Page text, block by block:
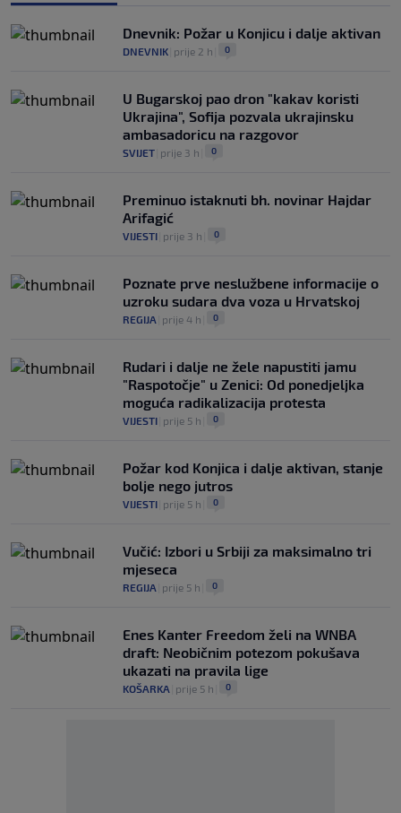
FIFA-e je vaš novac", danas se suočava s
najvećom krizom
| prije 5 h
Dnevnik: Požar u Konjicu i dalje aktivan
DNEVNIK prije 2 h 0
U Bugarskoj pao dron "kakav koristi
Ukrajina", Sofija pozvala ukrajinsku
ambasadoricu na razgovor
SVIJET prije 3 h 0
Preminuo istaknuti bh. novinar Hajdar
Arifagić
VIJESTI prije 3 h 0
Poznate prve neslužbene informacije o
uzroku sudara dva voza u Hrvatskoj
REGIJA prije 4 h 0
Rudari i dalje ne žele napustiti jamu
"Raspotočje" u Zenici: Od ponedjeljka
moguća radikalizacija protesta
VIJESTI prije 5 h 0
Požar kod Konjica i dalje aktivan, stanje
bolje nego jutros
VIJESTI prije 5 h 0
Vučić: Izbori u Srbiji za maksimalno tri
mjeseca
REGIJA prije 5 h 0
Enes Kanter Freedom želi na WNBA
draft: Neobičnim potezom pokušava
ukazati na pravila lige
KOŠARKA prije 5 h 0